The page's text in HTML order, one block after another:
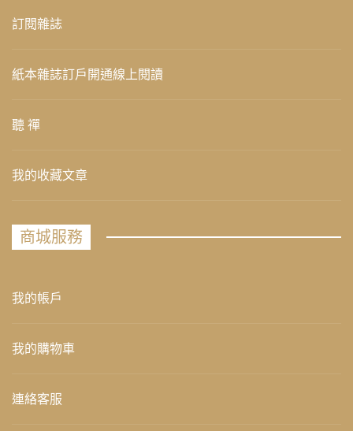
訂閱雜誌
紙本雜誌訂戶開通線上閱讀
聽 禪
我的收藏文章
商城服務
我的帳戶
我的購物車
連絡客服